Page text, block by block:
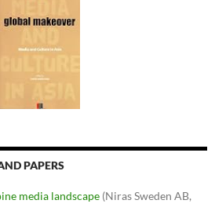
PAPERS
media landscape (Niras Sweden AB,